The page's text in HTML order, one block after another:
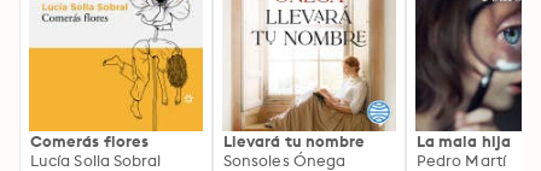
Comerás flores
Lucía Solla Sobral
Llevará tu nombre
Sonsoles Ónega
La mala hija
Pedro Martí